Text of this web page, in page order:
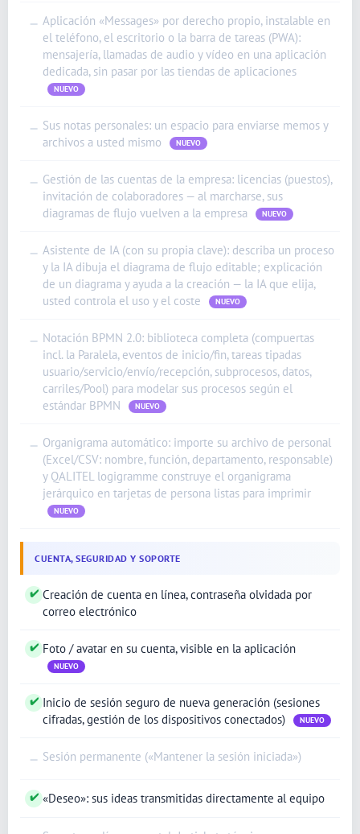
— Aplicación «Messages» por derecho propio, instalable en
el teléfono, el escritorio o la barra de tareas (PWA):
mensajería, llamadas de audio y vídeo en una aplicación
dedicada, sin pasar por las tiendas de aplicaciones
NUEVO
— Sus notas personales: un espacio para enviarse memos y
archivos a usted mismo
NUEVO
— Gestión de las cuentas de la empresa: licencias (puestos),
invitación de colaboradores — al marcharse, sus
diagramas de flujo vuelven a la empresa
NUEVO
— Asistente de IA (con su propia clave): describa un proceso
y la IA dibuja el diagrama de flujo editable; explicación
de un diagrama y ayuda a la creación — la IA que elija,
usted controla el uso y el coste
NUEVO
— Notación BPMN 2.0: biblioteca completa (compuertas
incl. la Paralela, eventos de inicio/fin, tareas tipadas
usuario/servicio/envío/recepción, subprocesos, datos,
carriles/Pool) para modelar sus procesos según el
estándar BPMN
NUEVO
— Organigrama automático: importe su archivo de personal
(Excel/CSV: nombre, función, departamento, responsable)
y QALITEL logigramme construye el organigrama
jerárquico en tarjetas de persona listas para imprimir
NUEVO
CUENTA, SEGURIDAD Y SOPORTE
✔ Creación de cuenta en línea, contraseña olvidada por
correo electrónico
✔ Foto / avatar en su cuenta, visible en la aplicación
NUEVO
✔ Inicio de sesión seguro de nueva generación (sesiones
cifradas, gestión de los dispositivos conectados)
NUEVO
— Sesión permanente («Mantener la sesión iniciada»)
✔ «Deseo»: sus ideas transmitidas directamente al equipo
Português
简体中文
English (Australia)
English (Ireland)
English (New Zealand)
English (India)
Português do Brasil
Español de México
Español de Colombia
Español de Chile
Deutsch (Schweiz)
Nederlands (België)
香港中文
العربية (الإمارات)
العربية (مصر)
Français du Canada